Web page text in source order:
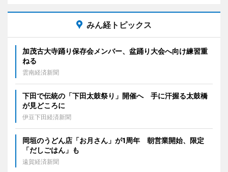
みん経トピックス
加茂古大寺踊り保存会メンバー、盆踊り大会へ向け練習重
ねる
雲南経済新聞
下田で伝統の「下田太鼓祭り」開催へ 手に汗握る太鼓橋
が見どころに
伊豆下田経済新聞
岡垣のうどん店「お月さん」が1周年 朝営業開始、限定
「だしごはん」も
遠賀経済新聞